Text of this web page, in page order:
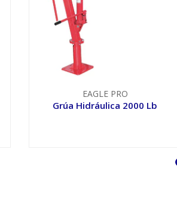
EAGLE PRO
Grúa Hidráulica 2000 Lb